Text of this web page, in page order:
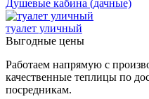
Душевые кабина (дачные)
туалет уличный
Выгодные цены
Работаем напрямую с
качественные теплицы по
посредникам.